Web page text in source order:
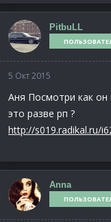
а
к
ц
и
и
PitbuLL
5 Окт 2015
Аня Посмотри как он
это разве рп ?
http://s019.radikal.ru/
Anna